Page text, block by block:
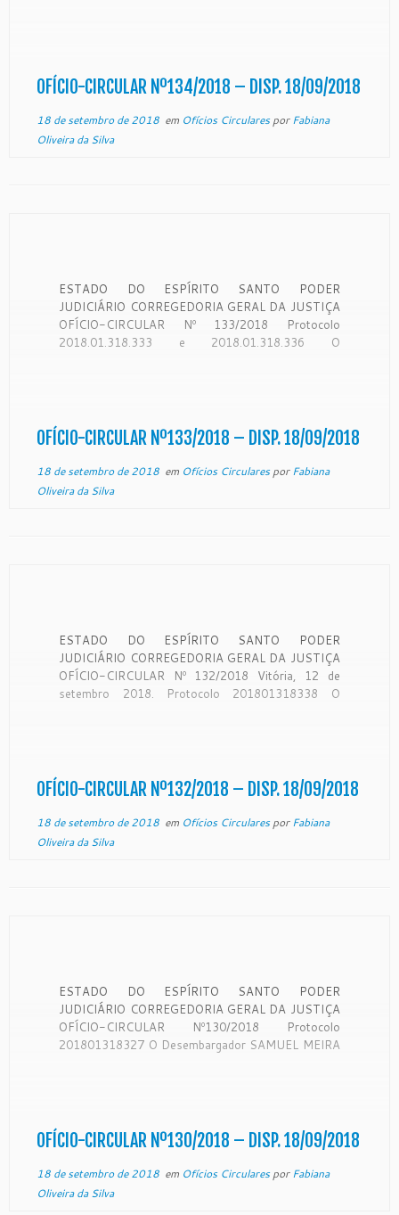
fiscalização, disciplina e orientação administrativa,
[…]
OFÍCIO-CIRCULAR Nº134/2018 – DISP. 18/09/2018
18 de setembro de 2018em Ofícios CircularesporFabiana
Oliveira da Silva
ESTADO DO ESPÍRITO SANTO PODER
JUDICIÁRIO CORREGEDORIA GERAL DA JUSTIÇA
OFÍCIO-CIRCULAR Nº 133/2018 Protocolo
2018.01.318.333 e 2018.01.318.336 O
Justiça é órgão de fiscalização, disciplina e […]
OFÍCIO-CIRCULAR Nº133/2018 – DISP. 18/09/2018
18 de setembro de 2018em Ofícios CircularesporFabiana
Oliveira da Silva
ESTADO DO ESPÍRITO SANTO PODER
JUDICIÁRIO CORREGEDORIA GERAL DA JUSTIÇA
OFÍCIO-CIRCULAR Nº 132/2018 Vitória, 12 de
setembro 2018. Protocolo 201801318338 O
Justiça é órgão de […]
OFÍCIO-CIRCULAR Nº132/2018 – DISP. 18/09/2018
18 de setembro de 2018em Ofícios CircularesporFabiana
Oliveira da Silva
ESTADO DO ESPÍRITO SANTO PODER
JUDICIÁRIO CORREGEDORIA GERAL DA JUSTIÇA
OFÍCIO-CIRCULAR Nº130/2018 Protocolo
201801318327 O Desembargador SAMUEL MEIRA
fiscalização, disciplina e orientação administrativa,
com […]
OFÍCIO-CIRCULAR Nº130/2018 – DISP. 18/09/2018
18 de setembro de 2018em Ofícios CircularesporFabiana
Oliveira da Silva